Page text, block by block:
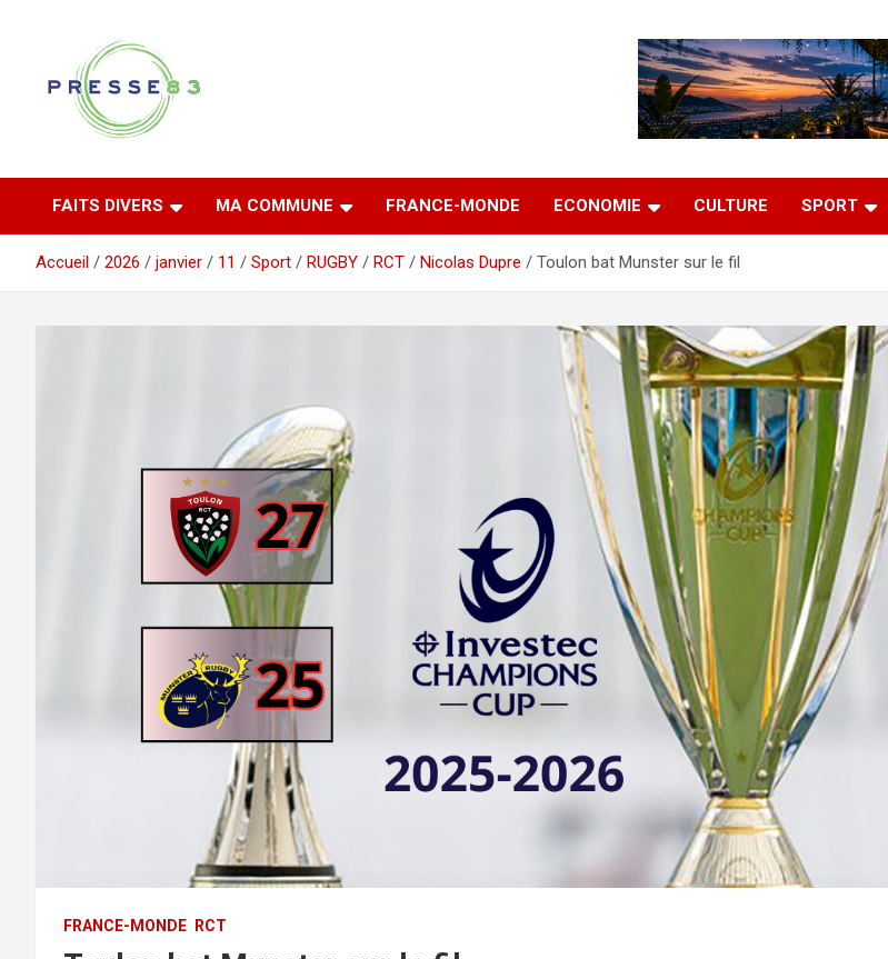
Presse 83
FAITS DIVERS MA COMMUNE FRANCE-MONDE ECONOMIE CULTURE SPORT
Accueil 2026 janvier 11 Sport RUGBY RCT Nicolas Dupre Toulon bat Munster sur le fil
FRANCE-MONDE RCT